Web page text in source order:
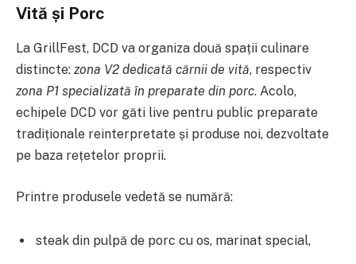
Vită și Porc
La GrillFest, DCD va organiza două spații culinare
distincte: zona V2 dedicată cărnii de vită, respectiv
zona P1 specializată în preparate din porc. Acolo,
echipele DCD vor găti live pentru public preparate
tradiționale reinterpretate și produse noi, dezvoltate
pe baza rețetelor proprii.
Printre produsele vedetă se numără:
steak din pulpă de porc cu os, marinat special,